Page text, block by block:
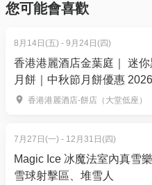
兒童（3 - 11 歲）／長者
入場方式：
注意事項：
您可能會喜歡
8月14日(五) - 9月24日(四)
香港港麗酒店金葉庭｜ 迷
月餅｜中秋節月餅優惠 2026
香港港麗酒店-餅店（大堂低座）
7月27日(一) - 12月31日(四)
Magic Ice 冰魔法室內真雪
雪球射擊區、堆雪人